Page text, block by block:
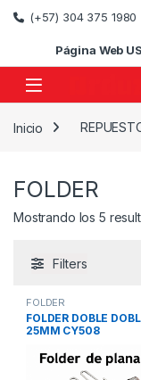
Skip to navigation
Skip to content
(+57) 304 375 1980
Página Web
Inicio
FOLDER
Mostrando los 5
Filters
FOLDER
FOLDER DOBLE
25MM CY508